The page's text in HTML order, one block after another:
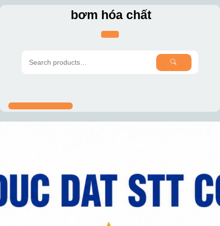
Skip
bơm hóa chất
SEARCH